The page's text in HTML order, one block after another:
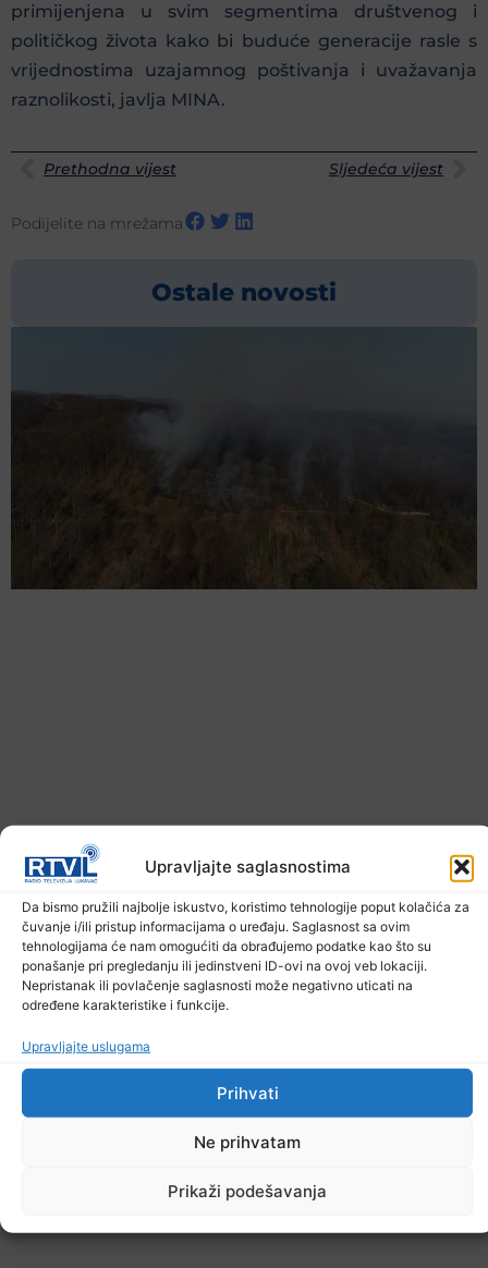
Upravljajte saglasnostima
Da bismo pružili najbolje iskustvo, koristimo tehnologije poput kolačića za
čuvanje i/ili pristup informacijama o uređaju. Saglasnost sa ovim
tehnologijama će nam omogućiti da obrađujemo podatke kao što su
ponašanje pri pregledanju ili jedinstveni ID-ovi na ovoj veb lokaciji.
Nepristanak ili povlačenje saglasnosti može negativno uticati na
određene karakteristike i funkcije.
Upravljajte uslugama
Prihvati
Ne prihvatam
Prikaži podešavanja
primijenjena u svim segmentima društvenog i
političkog života kako bi buduće generacije rasle s
vrijednostima uzajamnog poštivanja i uvažavanja
raznolikosti, javlja MINA.
Prethodna vijest Sljedeća vijest
Podijelite na mrežama
Ostale novosti
U TK povećan broj požara
7. Augusta 2026.